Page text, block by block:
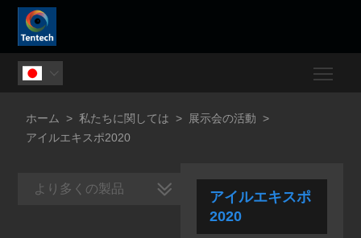

ホーム > 私たちに関しては > 展示会の活動 >
アイルエキスポ2020
アイルエキスポ
2020
より多くの製品